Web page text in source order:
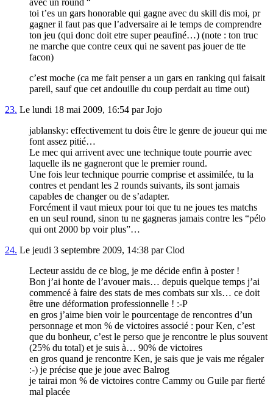
avec un round “
toi t’es un gars honorable qui gagne avec du skill dis moi, pr
gagner il faut pas que l’adversaire ai le temps de comprendre
ton jeu (qui donc doit etre super peaufiné…) (note : ton truc
ne marche que contre ceux qui ne savent pas jouer de tte
facon)
c’est moche (ca me fait penser a un gars en ranking qui faisait
pareil, sauf que cet andouille du coup perdait au time out)
23. Le lundi 18 mai 2009, 16:54 par Jojo
jablansky: effectivement tu dois être le genre de joueur qui me
font assez pitié…
Le mec qui arrivent avec une technique toute pourrie avec
laquelle ils ne gagneront que le premier round.
Une fois leur technique pourrie comprise et assimilée, tu la
contres et pendant les 2 rounds suivants, ils sont jamais
capables de changer ou de s’adapter.
Forcément il vaut mieux pour toi que tu ne joues tes matchs
en un seul round, sinon tu ne gagneras jamais contre les “pélo
qui ont 2000 bp voir plus”…
24. Le jeudi 3 septembre 2009, 14:38 par Clod
Lecteur assidu de ce blog, je me décide enfin à poster !
Bon j’ai honte de l’avouer mais… depuis quelque temps j’ai
commencé à faire des stats de mes combats sur xls… ce doit
être une déformation professionnelle ! :-P
en gros j’aime bien voir le pourcentage de rencontres d’un
personnage et mon % de victoires associé : pour Ken, c’est
que du bonheur, c’est le perso que je rencontre le plus souvent
(25% du total) et je suis à… 90% de victoires
en gros quand je rencontre Ken, je sais que je vais me régaler
:-) je précise que je joue avec Balrog
je tairai mon % de victoires contre Cammy ou Guile par fierté
mal placée